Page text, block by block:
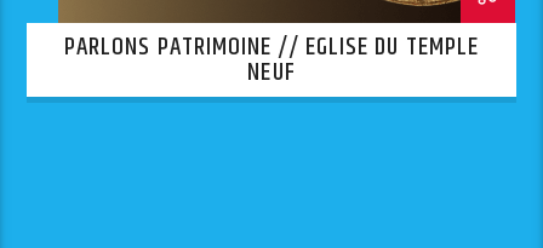
PARLONS PATRIMOINE // EGLISE DU TEMPLE
NEUF